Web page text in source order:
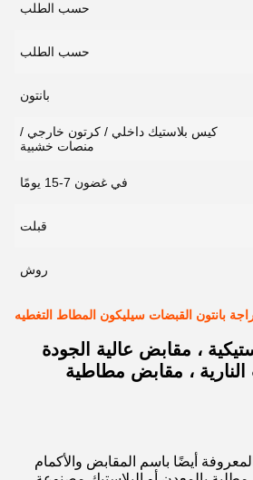
حسب الطلب
حسب الطلب
بانتون
كيس بلاستيك داخلي / كرتون خارجي /
منصات خشبية
في غضون 7-15 يومًا
قبلت
روش
، مقابض عالية الجودة
النارية ، مقابض مطاطية
أيضًا باسم المقابض والأكمام